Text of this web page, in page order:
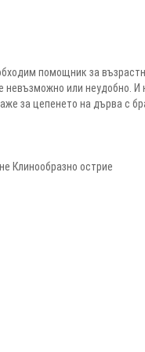
помощник за
невъзможно или
за цепенето на дърва с
Клинообразно острие